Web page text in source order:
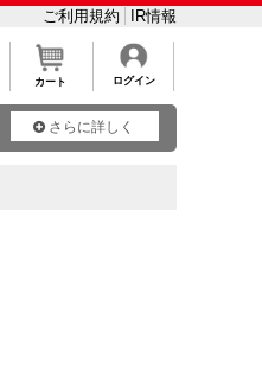
ご利用規約 IR情報
カート ログイン
さらに詳しく